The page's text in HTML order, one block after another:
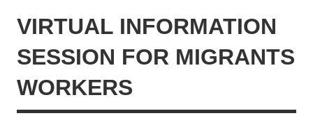
VIRTUAL INFORMATION
SESSION FOR MIGRANTS
WORKERS